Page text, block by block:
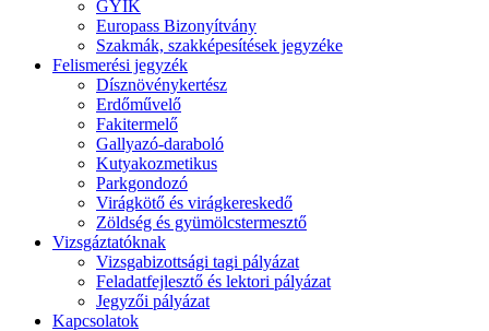
GYIK
Europass Bizonyítvány
Szakmák, szakképesítések jegyzéke
Felismerési jegyzék
Dísznövénykertész
Erdőművelő
Fakitermelő
Gallyazó-daraboló
Kutyakozmetikus
Parkgondozó
Virágkötő és virágkereskedő
Zöldség és gyümölcstermesztő
Vizsgáztatóknak
Vizsgabizottsági tagi pályázat
Feladatfejlesztő és lektori pályázat
Jegyzői pályázat
Kapcsolatok